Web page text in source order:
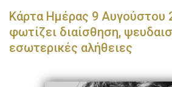
Κάρτα Ημέρας 9 Αυγούστου
φωτίζει διαίσθηση,
εσωτερικές αλήθειες